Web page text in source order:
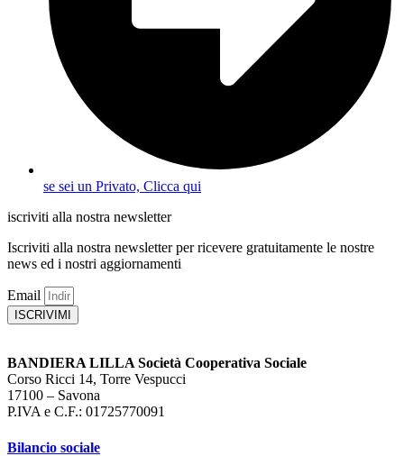
se sei un Privato, Clicca qui
iscriviti alla nostra newsletter
Iscriviti alla nostra newsletter per ricevere gratuitamente le nostre
news ed i nostri aggiornamenti
Email
ISCRIVIMI
BANDIERA LILLA Società Cooperativa Sociale
Corso Ricci 14, Torre Vespucci
17100 – Savona
P.IVA e C.F.: 01725770091
Bilancio sociale